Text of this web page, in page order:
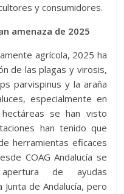
y consumidores.
amenaza de 2025
agrícola, 2025 ha
de las plagas y virosis,
parvispinus y la araña
especialmente en
se han visto
han tenido que
herramientas eficaces
COAG Andalucía se
de ayudas
de Andalucía, pero